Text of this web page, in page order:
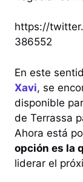
https://
386552
En este
Xavi, se
disponible
de Terrassa
Ahora está
opción es la
liderar el